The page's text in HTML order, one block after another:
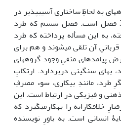
به لحاظِ ساختاری آسیب­پذیر در
برابر طرد اجتماعی، شاملِ 3 فصل است. فصل ششم که طرد
به این مسأله پرداخته که طرد
آن تلقی می­شوند و هم برای
پیامدهای منفیِ وجودِ گروه­های
بهای سنگینی دربردارد. ارتکابِ
طرد، مانندِ بیکاری، سوء مصرفِ
و فیزیکی در ارتباط است. این
خلافکارانه را به­کارمی­گیرد که
انسانی است. به باورِ نویسنده